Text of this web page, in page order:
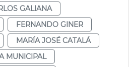
GALIANA
FERNANDO GINER
MARÍA JOSÉ CATALÁ
MUNICIPAL